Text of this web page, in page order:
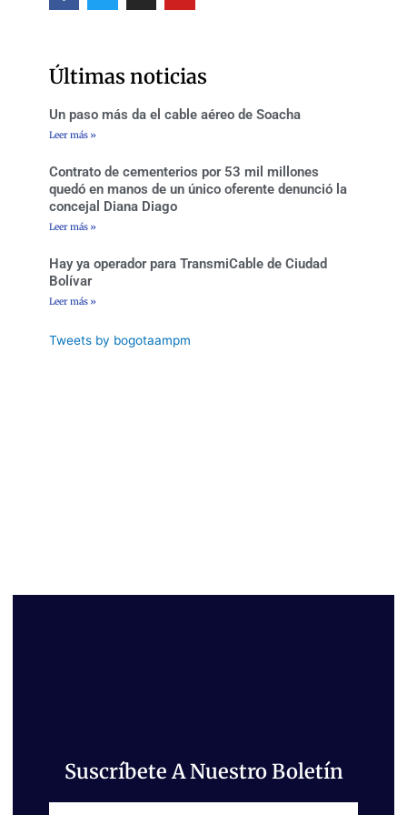
c
k
-
i
s
a
m
u
Últimas noticias
Un paso más da el cable aéreo de Soacha
Leer más »
Contrato de cementerios por 53 mil millones
quedó en manos de un único oferente denunció la
concejal Diana Diago
Leer más »
Hay ya operador para TransmiCable de Ciudad
Bolívar
Leer más »
Tweets by bogotaampm
Suscríbete A Nuestro Boletín